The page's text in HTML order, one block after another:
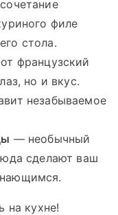
филе
стола.
французский
но и вкус.
незабываемое
— необычный
сделают ваш
на кухне!